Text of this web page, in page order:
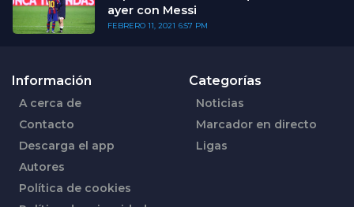
ayer con Messi
FEBRERO 11, 2021 6:57 PM
Información
A cerca de
Contacto
Descarga el app
Autores
Política de cookies
Categorías
Noticias
Marcador en directo
Ligas